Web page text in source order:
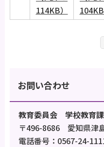
114KB）
104KB
お問い合わせ
教育委員会 学校教育課
〒496-8686 愛知県津
電話番号：0567-24-